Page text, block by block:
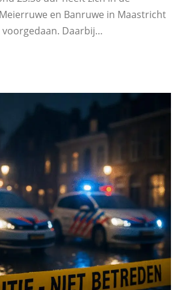
en Banruwe in Maastricht
Daarbij…